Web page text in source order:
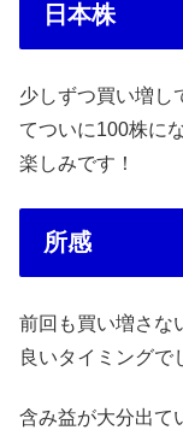
日本株
少しずつ買い増し
てついに100株に
楽しみです！
所感
前回も買い増さな
良いタイミングで
含み益が大分出て